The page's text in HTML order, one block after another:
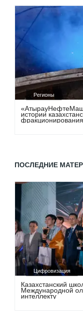
Регионы
истории
ПОСЛЕДНИЕ
Цифровизация
Казахстанский
Международной
интеллекту